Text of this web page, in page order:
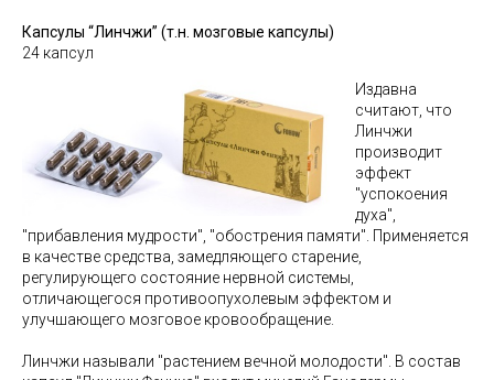
Капсулы “Линчжи” (т.н. мозговые капсулы)
24 капсул
Издавна
считают, что
Линчжи
производит
эффект
"успокоения
духа",
"прибавления мудрости", "обострения памяти". Применяется
в качестве средства, замедляющего старение,
регулирующего состояние нервной системы,
отличающегося противоопухолевым эффектом и
улучшающего мозговое кровообращение.
Линчжи называли "растением вечной молодости". В состав